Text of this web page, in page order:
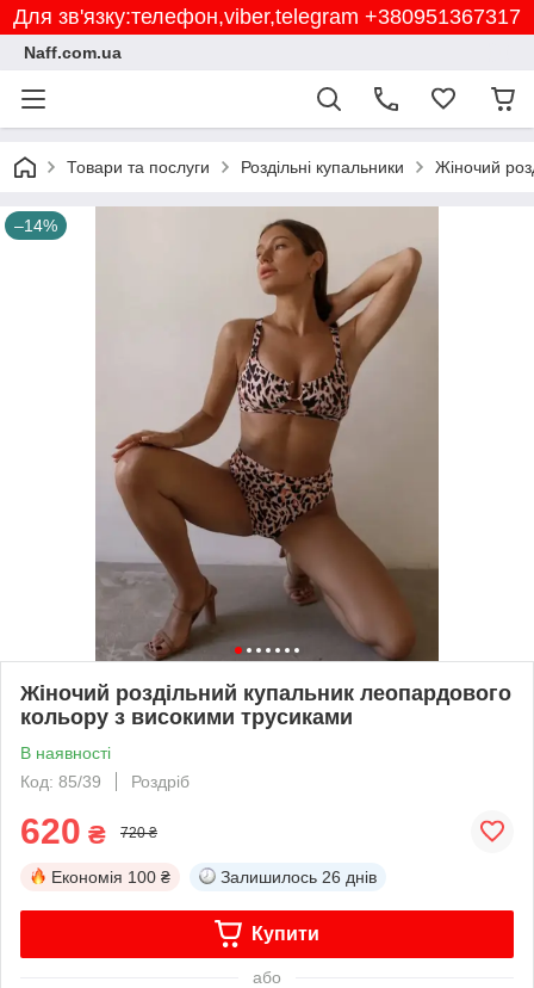
Для зв'язку:телефон,viber,telegram +380951367317
Naff.com.ua
Товари та послуги Роздільні купальники Жіночий
–14%
Жіночий роздільний купальник леопардового
кольору з високими трусиками
В наявності
Код: 85/39
Роздріб
620 ₴ 720 ₴
Економія 100 ₴ Залишилось 26 днів
Купити
або